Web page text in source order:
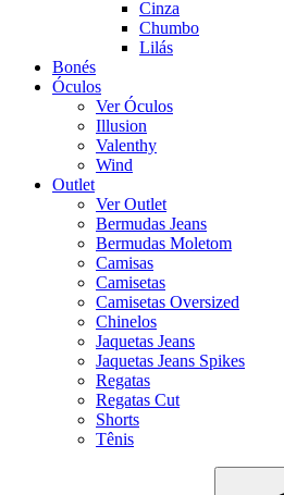
Cinza
Chumbo
Lilás
Bonés
Óculos
Ver Óculos
Illusion
Valenthy
Wind
Outlet
Ver Outlet
Bermudas Jeans
Bermudas Moletom
Camisas
Camisetas
Camisetas Oversized
Chinelos
Jaquetas Jeans
Jaquetas Jeans Spikes
Regatas
Regatas Cut
Shorts
Tênis